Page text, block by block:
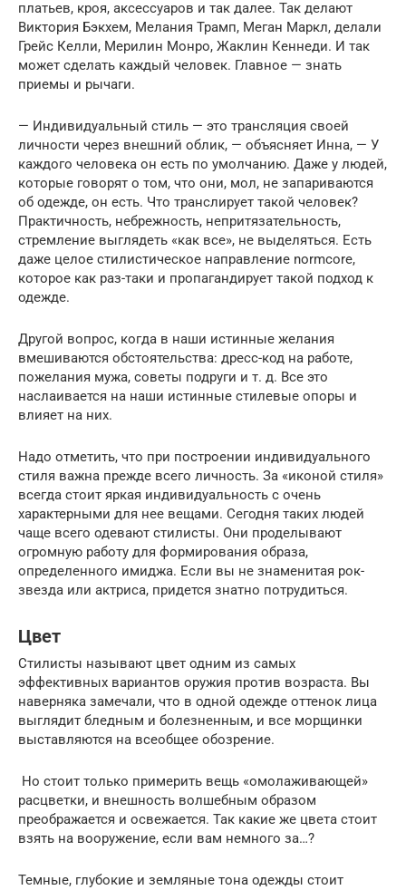
платьев, кроя, аксессуаров и так далее. Так делают
Виктория Бэкхем, Мелания Трамп, Меган Маркл, делали
Грейс Келли, Мерилин Монро, Жаклин Кеннеди. И так
может сделать каждый человек. Главное — знать
приемы и рычаги.
— Индивидуальный стиль — это трансляция своей
личности через внешний облик, — объясняет Инна, — У
каждого человека он есть по умолчанию. Даже у людей,
которые говорят о том, что они, мол, не запариваются
об одежде, он есть. Что транслирует такой человек?
Практичность, небрежность, непритязательность,
стремление выглядеть «как все», не выделяться. Есть
даже целое стилистическое направление normcore,
которое как раз-таки и пропагандирует такой подход к
одежде.
Другой вопрос, когда в наши истинные желания
вмешиваются обстоятельства: дресс-код на работе,
пожелания мужа, советы подруги и т. д. Все это
наслаивается на наши истинные стилевые опоры и
влияет на них.
Надо отметить, что при построении индивидуального
стиля важна прежде всего личность. За «иконой стиля»
всегда стоит яркая индивидуальность с очень
характерными для нее вещами. Сегодня таких людей
чаще всего одевают стилисты. Они проделывают
огромную работу для формирования образа,
определенного имиджа. Если вы не знаменитая рок-
звезда или актриса, придется знатно потрудиться.
Цвет
Стилисты называют цвет одним из самых
эффективных вариантов оружия против возраста. Вы
наверняка замечали, что в одной одежде оттенок лица
выглядит бледным и болезненным, и все морщинки
выставляются на всеобщее обозрение.
Но стоит только примерить вещь «омолаживающей»
расцветки, и внешность волшебным образом
преображается и освежается. Так какие же цвета стоит
взять на вооружение, если вам немного за…?
Темные, глубокие и земляные тона одежды стоит